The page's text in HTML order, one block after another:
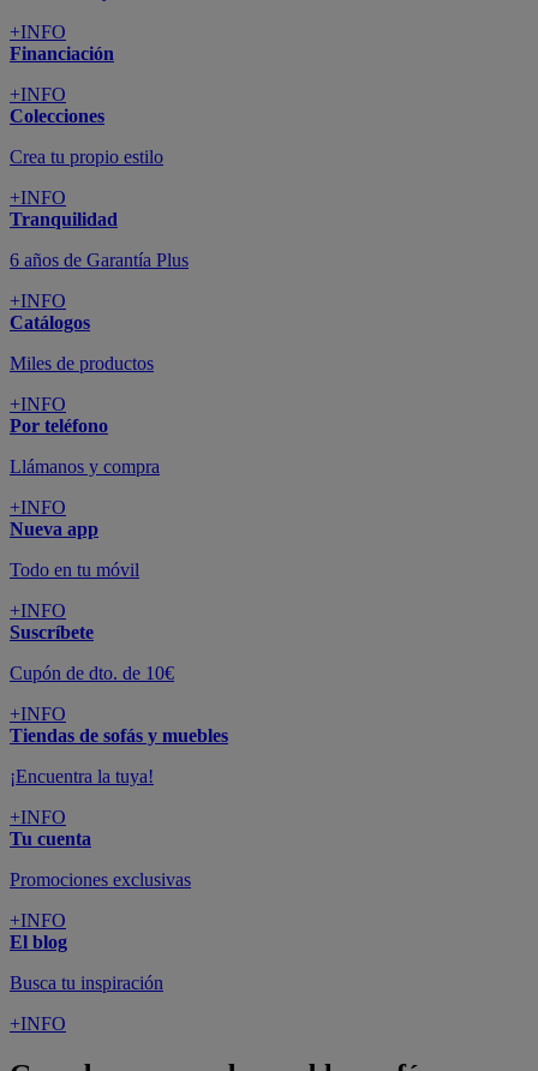
+INFO
Financiación
+INFO
Colecciones
Crea tu propio estilo
+INFO
Tranquilidad
6 años de Garantía Plus
+INFO
Catálogos
Miles de productos
+INFO
Por teléfono
Llámanos y compra
+INFO
Nueva app
Todo en tu móvil
+INFO
Suscríbete
Cupón de dto. de 10€
+INFO
Tiendas de sofás y muebles
¡Encuentra la tuya!
+INFO
Tu cuenta
Promociones exclusivas
+INFO
El blog
Busca tu inspiración
+INFO